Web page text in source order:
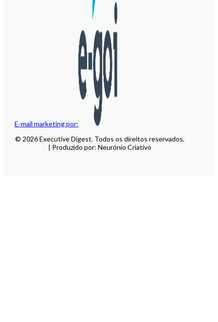
E-mail marketing por:
© 2026 Executive Digest. Todos os direitos reservados.
| Produzido por: Neurónio Criativo